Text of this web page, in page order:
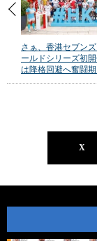
さぁ、香港セブン
ールドシリーズ初
は降格回避へ奮闘期
X